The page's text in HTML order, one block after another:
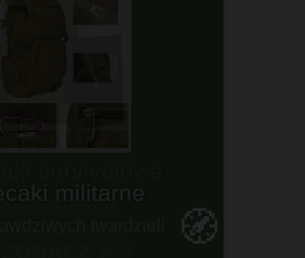
🧭
Sprawdź teraz!